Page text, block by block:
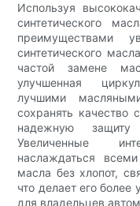
Используя
синтетического
преимуществами
синтетического
частой замене
улучшенная
лучшими
сохранять качество
надежную
Увеличенные
наслаждаться
масла без хлопот,
что делает его
для владельцев